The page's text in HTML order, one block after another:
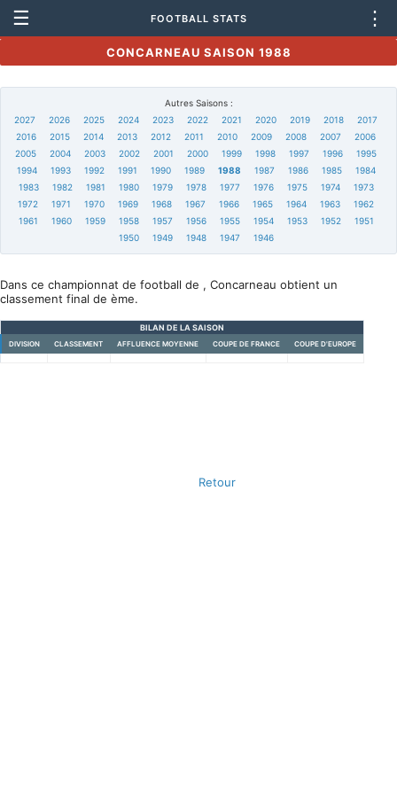
☰ FOOTBALL STATS ⋮
CONCARNEAU SAISON 1988
Autres Saisons :
2027
2026 2025 2024 2023 2022 2021 2020 2019 2018
2017
2016
2015 2014 2013 2012 2011 2010 2009 2008 2007
2006
2005
2004 2003 2002 2001 2000 1999 1998 1997 1996
1995
1994
1993 1992 1991 1990 1989 1988 1987 1986 1985
1984
1983
1982 1981 1980 1979 1978 1977 1976 1975 1974
1973
1972
1971 1970 1969 1968 1967 1966 1965 1964 1963
1962
1961
1960 1959 1958 1957 1956 1955 1954 1953 1952
1951
1950
1949 1948 1947 1946
Dans ce championnat de football de , Concarneau obtient un
classement final de ème.
BILAN DE LA SAISON
DIVISION CLASSEMENT AFFLUENCE MOYENNE COUPE DE FRANCE COUPE D'EUROPE
Retour